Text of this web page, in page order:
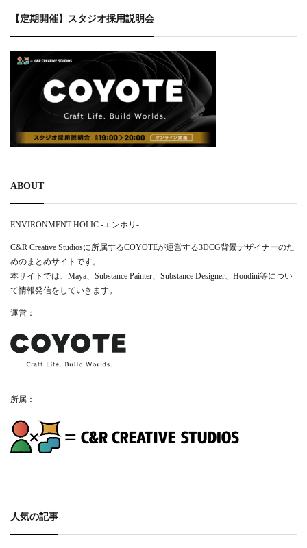
【定期開催】スタジオ採用説明会
ABOUT
ENVIRONMENT HOLIC -エンホリ-
C&R Creative Studiosに所属するCOYOTEが運営する3DCG背景デザイナーのた
めのまとめサイトです。
本サイトでは、Maya、Substance Painter、Substance Designer、Houdini等につい
て情報発信をしていきます。
運営：
所属：
人気の記事